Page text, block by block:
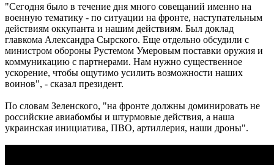
"Сегодня было в течение дня много совещаний именно на
военную тематику - по ситуации на фронте, наступательным
действиям оккупанта и нашим действиям. Был доклад
главкома Александра Сырского. Еще отдельно обсудили с
министром обороны Рустемом Умеровым поставки оружия и
коммуникацию с партнерами. Нам нужно существенное
ускорение, чтобы ощутимо усилить возможности наших
воинов", - сказал президент.
По словам Зеленского, "на фронте должны доминировать не
российские авиабомбы и штурмовые действия, а наша
украинская инициатива, ПВО, артиллерия, наши дроны".